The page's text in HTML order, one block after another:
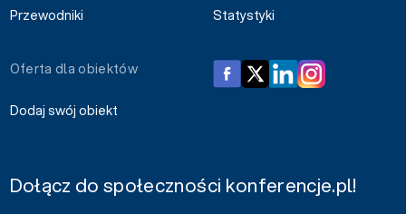
Przewodniki
Statystyki
Oferta dla obiektów
Dodaj swój obiekt
Dołącz do społeczności konferencje.pl!